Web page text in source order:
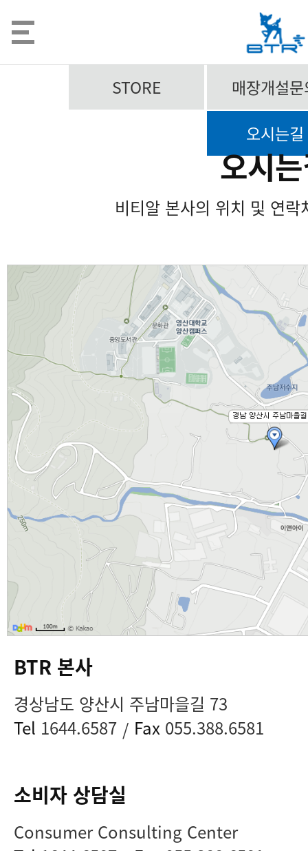
STORE
매장개설
오시는길
오시
비티알 본사의 위치 및 연
BTR 본사
경상남도 양산시 주남마을길 73
Tel 1644.6587 / Fax 055.388.6581
소비자 상담실
Consumer Consulting Center